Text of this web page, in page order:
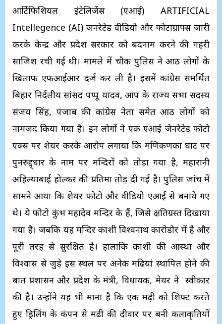
आर्टिफिशियल इंटेलिजेंस (एआई) ARTIFICIAL
Intellegence (AI) जनरेटेड वीडियो और फोटाग्राफ्स जारी
करके केन्द्र और प्रदेश सरकार को बदनाम करने की गहरी
साजिश रची गई थी। मामले में चौक पुलिस ने आठ लोगों के
खिलाफ एफआईआर दर्ज कर ली है। इसमें कांग्रेस समर्थित
बिहार निर्दलीय सांसद पप्पू यादव, आप के राज्य सभा सदस्य
संजय सिंह, पंजाब की कांग्रेस नेता समेत आठ लोगों को
नामजद किया गया है। इन लोगों ने एक एआई जेनरेटेड फोटो
एक्स पर शेयर करके आरोप लगाया कि मणिकर्णिका घाट पर
पुनरुद्द्धार के नाम पर मन्दिरों को तोड़ा गया है, महारानी
अहिल्याबाई होल्कर की प्रतिमा तोड़ दी गई है। पुलिस जांच में
सामने आया कि शेयर फोटो और वीडियो एआई से बनाये गए
थे। ये फोटो कुंभ महादेव मन्दिर के हैं, जिसे क्षतिग्रस्त दिखाया
गया है। जबकि यह मन्दिर काशी विश्वनाथ कारोडोर में है और
पूरी तरह से सुरक्षित है। हालांकि काशी की आस्था और
विश्वास से जुड़े इस स्थल पर अनेक मढियां स्थापित होने की
बात प्रशासन और प्रदेश के मंत्री, विधायक, मेयर ने स्वीकार
की है। उन्होंने यह भी माना है कि एक मढ़ी को शिफ्ट करते
हुए ड्रिलिंग के कंपन से मढी की दीवार पर बनी कलाकृतियों